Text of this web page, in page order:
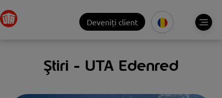
Deveniți client
Știri - UTA Edenred